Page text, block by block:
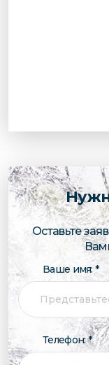
Оставьте
Ваше имя: *
Телефон: *